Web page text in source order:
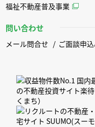
福祉不動産普及事業
問い合わせ
メール問合せ ご面談申